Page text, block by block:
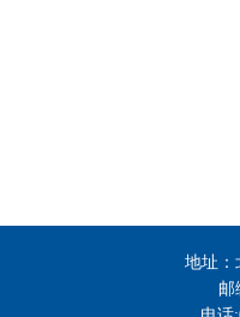
地址：
邮